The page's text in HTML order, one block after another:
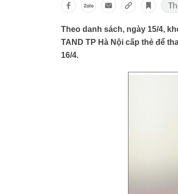
Theo danh sách, ngày 15/4,
TAND TP Hà Nội cấp thẻ để
16/4.